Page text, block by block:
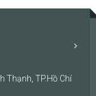
Thạnh, TP.Hồ Chí